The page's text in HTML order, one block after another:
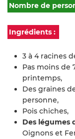
Nombre de
Ingrédients :
3 à 4 racines
Pas moins de
printemps,
Des graines
personne,
Pois chiches,
Des légumes
Oignons et